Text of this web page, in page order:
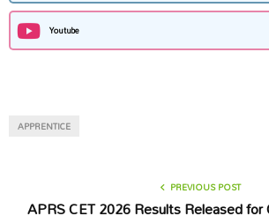
Youtube
APPRENTICE
PREVIOUS POST
APRS CET 2026 Results Released